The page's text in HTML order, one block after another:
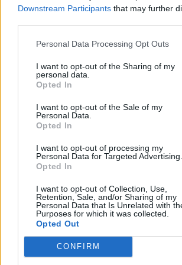
Downstream Participants that may further
Personal Data Processing Opt Outs
I want to opt-out of the Sharing of my
personal data.
Opted In
I want to opt-out of the Sale of my
Personal Data.
Opted In
I want to opt-out of processing my
Personal Data for Targeted Advertising.
Opted In
I want to opt-out of Collection, Use,
Retention, Sale, and/or Sharing of my
Personal Data that Is Unrelated with
Purposes for which it was collected.
Opted Out
CONFIRM